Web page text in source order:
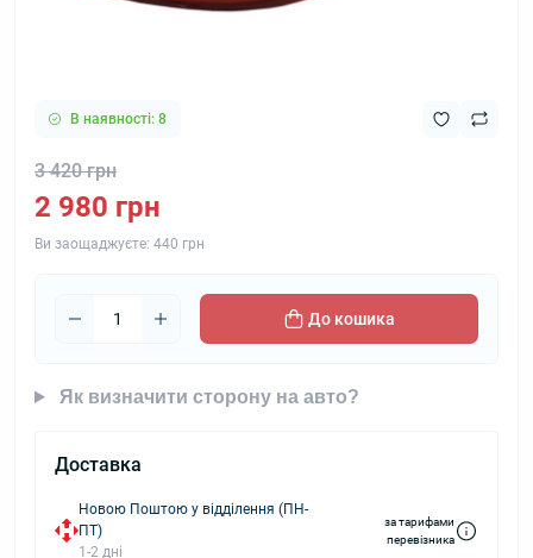
В наявності: 8
3 420 грн
2 980 грн
Ви заощаджуєте: 440 грн
До кошика
Як визначити сторону на авто?
Доставка
Новою Поштою у відділення (ПН-
ПТ)
1-2 дні
за тарифами
перевізника